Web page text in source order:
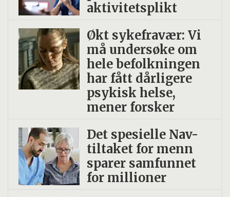
aktivitetsplikt
Økt sykefravær: Vi
må undersøke om
hele befolkningen
har fått dårligere
psykisk helse,
mener forsker
Det spesielle Nav-
tiltaket for menn
sparer samfunnet
for millioner